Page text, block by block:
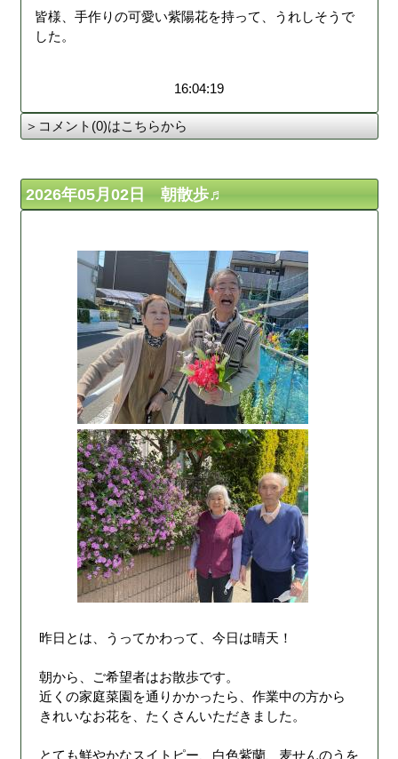
皆様、手作りの可愛い紫陽花を持って、うれしそうで
した。
16:04:19
＞コメント(0)はこちらから
2026年05月02日 朝散歩♬
昨日とは、うってかわって、今日は晴天！
朝から、ご希望者はお散歩です。
近くの家庭菜園を通りかかったら、作業中の方から
きれいなお花を、たくさんいただきました。
とても鮮やかなスイトピー、白色紫蘭、麦せんのうを